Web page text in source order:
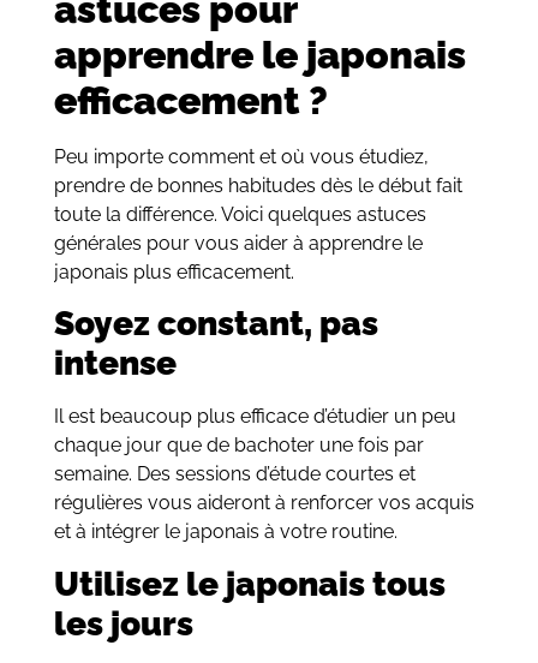
astuces pour
apprendre le japonais
efficacement ?
Peu importe comment et où vous étudiez,
prendre de bonnes habitudes dès le début fait
toute la différence. Voici quelques astuces
générales pour vous aider à apprendre le
japonais plus efficacement.
Soyez constant, pas
intense
Il est beaucoup plus efficace d’étudier un peu
chaque jour que de bachoter une fois par
semaine. Des sessions d’étude courtes et
régulières vous aideront à renforcer vos acquis
et à intégrer le japonais à votre routine.
Utilisez le japonais tous
les jours